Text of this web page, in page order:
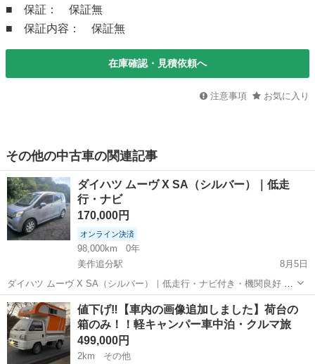
■ 保証： 保証無
■ 保証内容： 保証無
在庫確認・見積依頼へ
注意事項 お気に入り
その他の中古車の関連記事
ダイハツ ムーヴ X SA（シルバー）｜低走
行・ナビ
170,000円
オンライン決済
98,000km
0年
美作追分駅
8月5日
ダイハツ ムーヴ X SA（シルバー）｜低走行・ナビ付き・機関良好 ダ
イハツ ムーヴの出品です。 年式：平成26年（2014年） 走行距離：約
98,000km オートマ（AT） 2WD カラー：シルバー ナビ付き エアコン
正...
岡山 苫田郡 美作追分駅 その他 エンジン
値下げ‼️【車内の画像追加しました】荷台の
箱のみ！！軽キャンパー車中泊・クルマ旅
499,000円
2km その他